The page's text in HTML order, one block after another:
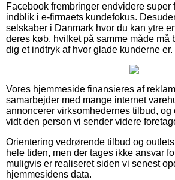
Facebook frembringer endvidere super
indblik i e-firmaets kundefokus.
selskaber i Danmark hvor du kan ytre
deres køb, hvilket på samme måde må
dig et indtryk af hvor glade kunderne er.
Vores hjemmeside finansieres af
samarbejder med mange internet
annoncerer virksomhedernes tilbud, og
vidt den person vi sender videre
Orientering vedrørende tilbud og
hele tiden, men der tages ikke ansvar
muligvis er realiseret siden vi senest
hjemmesidens data.